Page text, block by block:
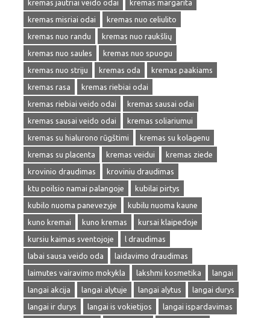
kremas jautriai veido odai
kremas margarita
kremas misriai odai
kremas nuo celiulito
kremas nuo randu
kremas nuo raukšlių
kremas nuo saules
kremas nuo spuogu
kremas nuo striju
kremas oda
kremas paakiams
kremas rasa
kremas riebiai odai
kremas riebiai veido odai
kremas sausai odai
kremas sausai veido odai
kremas soliariumui
kremas su hialurono rūgštimi
kremas su kolagenu
kremas su placenta
kremas veidui
kremas ziede
krovinio draudimas
kroviniu draudimas
ktu poilsio namai palangoje
kubilai pirtys
kubilo nuoma panevezyje
kubilu nuoma kaune
kuno kremai
kuno kremas
kursai klaipedoje
kursiu kaimas sventojoje
l draudimas
labai sausa veido oda
laidavimo draudimas
laimutes vairavimo mokykla
lakshmi kosmetika
langai
langai akcija
langai alytuje langai alytus
langai durys
langai ir durys
langai is vokietijos
langai ispardavimas